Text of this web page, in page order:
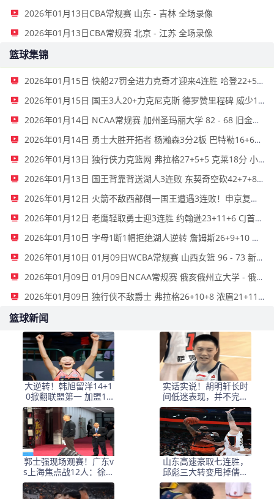
2026年01月13日CBA常规赛 山东 - 吉林 全场录像
2026年01月13日CBA常规赛 北京 - 江苏 全场录像
篮球集锦
2026年01月15日 快船27罚全进力克奇才迎来4连胜 哈登22+5+8 伦纳德33分4断
2026年01月15日 国王3人20+力克尼克斯 德罗赞里程碑 威少11助 布伦森伤退
2026年01月14日 NCAA常规赛 加州圣玛丽大学 82 - 68 旧金山大学 全场集锦
2026年01月14日 勇士大胜开拓者 杨瀚森3分2板 巴特勒16+6+5 库里9中2送11助
2026年01月13日 独行侠力克篮网 弗拉格27+5+5 克莱18分 小波特28+9
2026年01月13日 国王背靠背送湖人3连败 东契奇空砍42+7+8+4断 威少22+5+7
2026年01月12日 火箭不敌西部倒一国王遭遇3连败！申京复出19+9 阿门31+13+6
2026年01月12日 老鹰轻取勇士迎3连胜 约翰逊23+11+6 CJ首秀12分 库里31+5
2026年01月10日 字母1断1帽拒绝湖人逆转 詹姆斯26+9+10 东契奇25中8&致命6犯
2026年01月10日 01月09日WCBA常规赛 山西女篮 96 - 73 新疆女篮 全场集锦
2026年01月09日 01月09日NCAA常规赛 俄亥俄州立大学 - 俄勒冈大学 集锦
2026年01月09日 独行侠不敌爵士 弗拉格26+10+8 浓眉21+11&伤退 马尔卡宁33+7
篮球新闻
大逆转！韩旭留洋14+1
0掀翻联盟第一 加盟10
战9胜联盟最佳
实话实说！胡明轩长时
间低迷表现，并不完全
是身体原因
郭士强现场观赛！广东v
s上海焦点战12人：徐杰
胡明轩张镇麟领衔
山东高速豪取七连胜，
邱彪三大转变甩掉儒帅
标签，学杜锋深得精髓